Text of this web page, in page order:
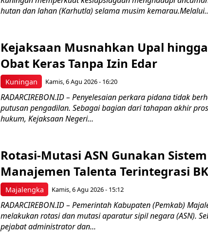
hutan dan lahan (Karhutla) selama musim
Kuningan
Kejaksaan Musnahkan Upal
Obat Keras Tanpa Izin Edar
Kamis, 6 Agu 2026 - 16:20
RADARCIREBON.ID – Penyelesaian perkara pidana tidak
putusan pengadilan. Sebagai bagian dari tahapan akhir
hukum, Kejaksaan Negeri...
Majalengka
Rotasi-Mutasi ASN Gunakan Sistem
Manajemen Talenta Terintegrasi
Kamis, 6 Agu 2026 - 15:12
RADARCIREBON.ID – Pemerintah Kabupaten (Pemkab)
melakukan rotasi dan mutasi aparatur sipil negara (ASN).
pejabat administrator dan...